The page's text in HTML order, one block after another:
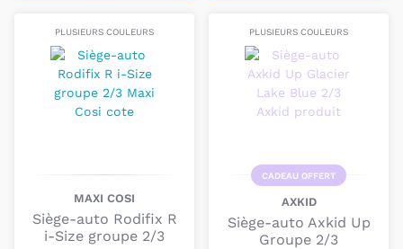
PLUSIEURS COULEURS
MAXI COSI
Siège-auto Rodifix R
i-Size groupe 2/3
PLUSIEURS COULEURS
CADEAU OFFERT
AXKID
Siège-auto Axkid Up
Groupe 2/3